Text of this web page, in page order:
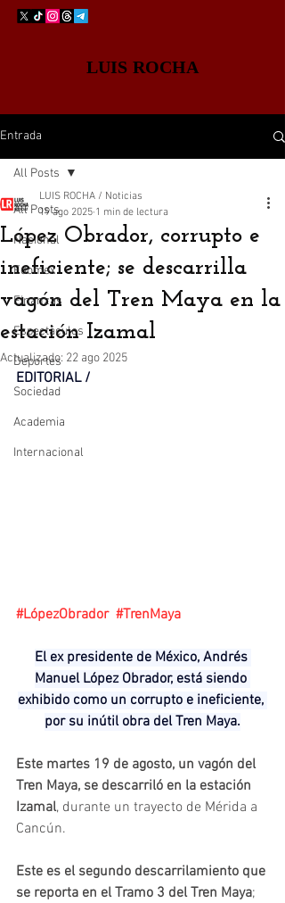
LUIS ROCHA
Entrada
All Posts
Nacional
Edomex
Finanzas
Espectáculos
Deportes
Sociedad
Academia
Internacional
All Posts
López Obrador, corrupto e
ineficiente; se descarrilla
vagón del Tren Maya en la
estación Izamal
LUIS ROCHA / Noticias
19 ago 2025 1 min de lectura
Actualizado: 22 ago 2025
EDITORIAL /
#LópezObrador #TrenMaya
El ex presidente de México, Andrés
Manuel López Obrador, está siendo
exhibido como un corrupto e ineficiente,
por su inútil obra del Tren Maya.
Este martes 19 de agosto, un vagón del
Tren Maya, se descarriló en la estación
Izamal, durante un trayecto de Mérida a
Cancún.
Este es el segundo descarrilamiento que
se reporta en el Tramo 3 del Tren Maya;